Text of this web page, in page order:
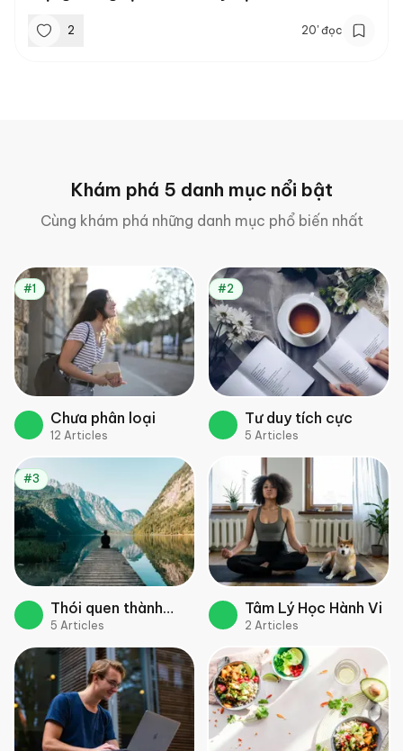
2 20' đọc
Khám phá 5 danh mục nổi bật
Cùng khám phá những danh mục phổ biến nhất
#1
Chưa phân loại
12 Articles
#2
Tư duy tích cực
5 Articles
#3
Thói quen thành
công
5 Articles
Tâm Lý Học Hành Vi
2 Articles